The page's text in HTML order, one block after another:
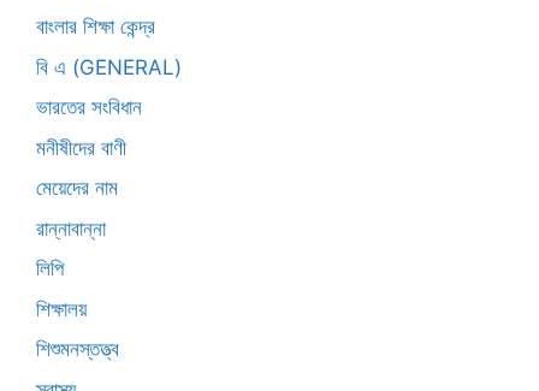
বাংলার শিক্ষা কেন্দ্র
বি এ (GENERAL)
ভারতের সংবিধান
মনীষীদের বাণী
মেয়েদের নাম
রান্নাবান্না
লিপি
শিক্ষালয়
শিশুমনস্তত্ত্ব